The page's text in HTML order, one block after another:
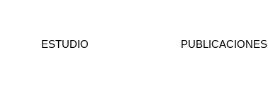
ESTUDIO PUBLICACIONES